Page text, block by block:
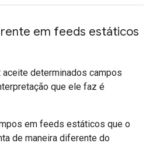
em feeds estáticos
aceite determinados campos
que ele faz é
em feeds estáticos que o
de maneira diferente do